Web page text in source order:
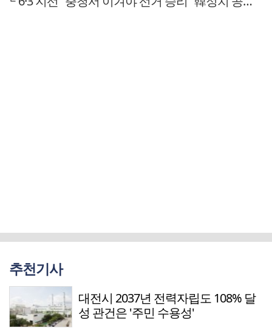
추천기사
대전시 2037년 전력자립도 108% 달
성 관건은 '주민 수용성'